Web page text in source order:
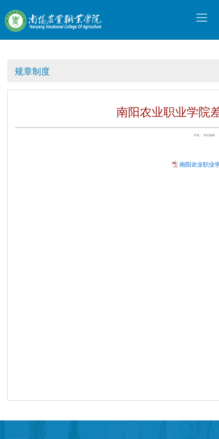
规章制度
南阳农业职业学院
作者： 本站编辑
南阳农业职业